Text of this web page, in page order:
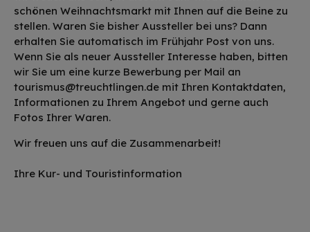
schönen Weihnachtsmarkt mit Ihnen auf die Beine zu
stellen. Waren Sie bisher Aussteller bei uns? Dann
erhalten Sie automatisch im Frühjahr Post von uns.
Wenn Sie als neuer Aussteller Interesse haben, bitten
wir Sie um eine kurze Bewerbung per Mail an
tourismus@treuchtlingen.de mit Ihren Kontaktdaten,
Informationen zu Ihrem Angebot und gerne auch
Fotos Ihrer Waren.
Wir freuen uns auf die Zusammenarbeit!
Ihre Kur- und Touristinformation